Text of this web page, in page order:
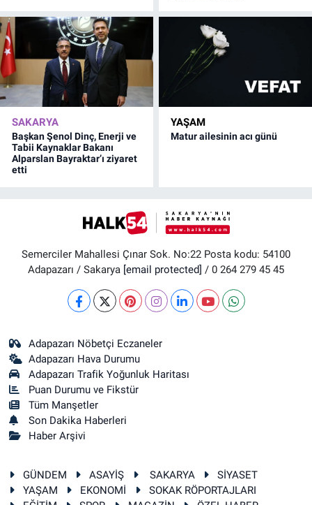
SAKARYA
Başkan Şenol Dinç, Enerji ve
Tabii Kaynaklar Bakanı
Alparslan Bayraktar’ı ziyaret
etti
YAŞAM
Matur ailesinin acı günü
Semerciler Mahallesi Çınar Sok. No:22 Posta kodu: 54100
Adapazarı / Sakarya [email protected] / 0 264 279 45 45
Adapazarı Nöbetçi Eczaneler
Adapazarı Hava Durumu
Adapazarı Trafik Yoğunluk Haritası
Puan Durumu ve Fikstür
Tüm Manşetler
Son Dakika Haberleri
Haber Arşivi
GÜNDEM ASAYİŞ SAKARYA
SİYASET
YAŞAM
EKONOMİ
SOKAK RÖPORTAJLARI